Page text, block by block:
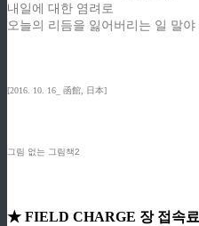
내일에 대한 염려로
오늘의 리듬을 잃어버리는 일 말야
[2016. 10. 16_ 函館, 日本]
그림 없는 그림책2
★ FIELD CHARGE 장 접속료